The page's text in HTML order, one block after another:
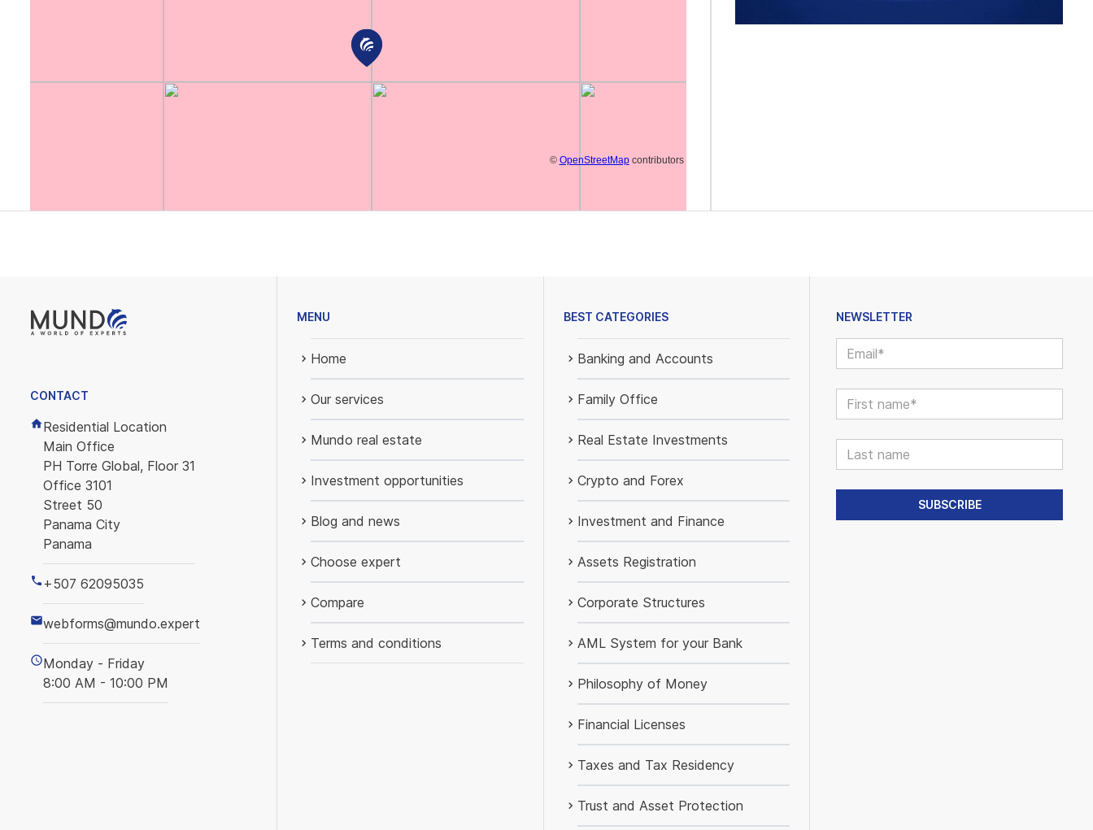
© OpenStreetMapcontributors
CONTACT
Residential Location
Main Office
PH Torre Global, Floor 31
Office 3101
Street 50
Panama City
Panama
+507 62095035
webforms@mundo.expert
Monday - Friday
8:00 AM - 10:00 PM
MENU
Home
Our services
Mundo real estate
Investment opportunities
Blog and news
Choose expert
Compare
Terms and conditions
BEST CATEGORIES
Banking and Accounts
Family Office
Real Estate Investments
Crypto and Forex
Investment and Finance
Assets Registration
Corporate Structures
AML System for your Bank
Philosophy of Money
Financial Licenses
Taxes and Tax Residency
Trust and Asset Protection
NEWSLETTER